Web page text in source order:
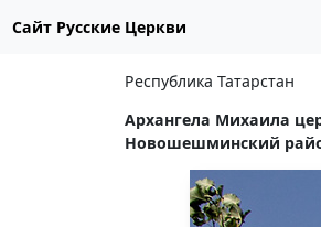
Сайт Русские Церкви
Республика Татарстан
Архангела Михаила
Новошешминский